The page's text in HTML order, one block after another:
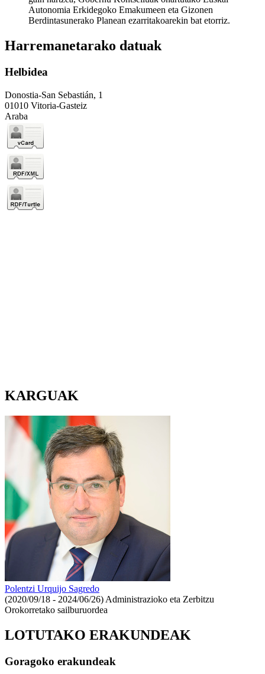
Autonomia Erkidegoko Emakumeen eta Gizonen
Berdintasunerako Planean ezarritakoarekin bat etorriz.
Harremanetarako datuak
Helbidea
Donostia-San Sebastián, 1
01010 Vitoria-Gasteiz
Araba
KARGUAK
Polentzi Urquijo Sagredo
(2020/09/18 - 2024/06/26) Administrazioko eta Zerbitzu
Orokorretako sailburuordea
LOTUTAKO ERAKUNDEAK
Goragoko erakundeak